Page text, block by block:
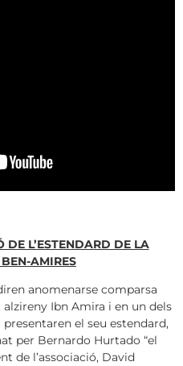
DE L’ESTENDARD DE LA
AMIRES
anomenarse comparsa
Ibn Amira i en un dels
el seu estendard,
per Bernardo Hurtado “el
de l’associació, David